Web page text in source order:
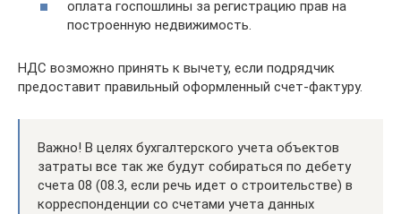
оплата госпошлины за регистрацию прав на
построенную недвижимость.
НДС возможно принять к вычету, если подрядчик
предоставит правильный оформленный счет-фактуру.
Важно! В целях бухгалтерского учета объектов
затраты все так же будут собираться по дебету
счета 08 (08.3, если речь идет о строительстве) в
корреспонденции со счетами учета данных